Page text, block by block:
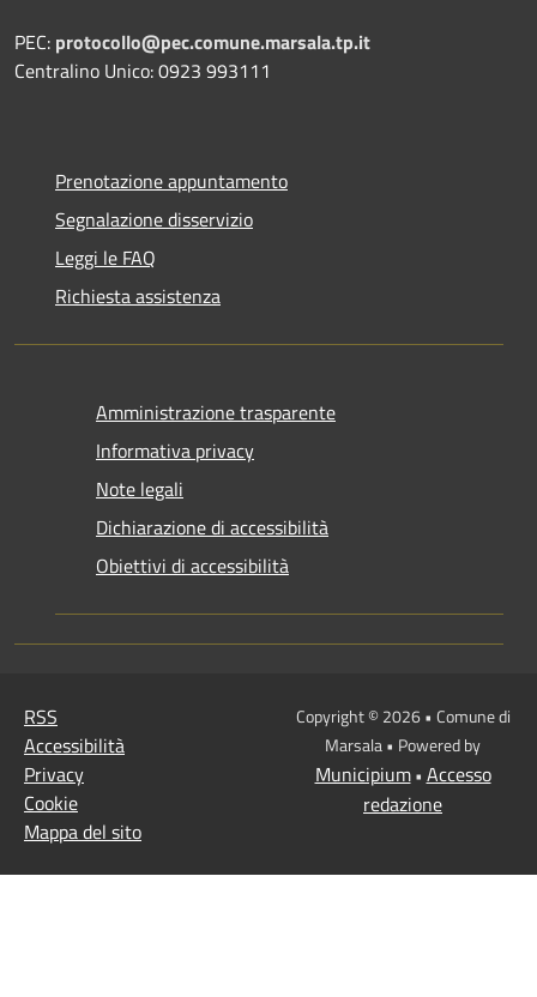
PEC: protocollo@pec.comune.marsala.tp.it
Centralino Unico: 0923 993111
Prenotazione appuntamento
Segnalazione disservizio
Leggi le FAQ
Richiesta assistenza
Amministrazione trasparente
Informativa privacy
Note legali
Dichiarazione di accessibilità
Obiettivi di accessibilità
RSS
Accessibilità
Privacy
Cookie
Mappa del sito
Copyright © 2026 • Comune di
Marsala • Powered by
Municipium• Accesso
redazione